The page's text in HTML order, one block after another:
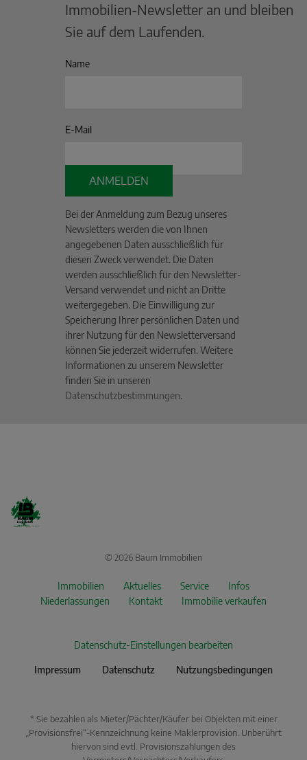
Immobilien-Newsletter an und bleiben
Sie auf dem Laufenden.
Name
E-Mail
ANMELDEN
Bei der Anmeldung zum Bezug unseres
Newsletters werden die von Ihnen
angegebenen Daten ausschließlich für
diesen Zweck verwendet. Die Daten
werden ausschließlich für den Newsletter-
Versand verwendet und nicht an Dritte
weitergegeben. Die Einwilligung zur
Speicherung Ihrer persönlichen Daten und
ihrer Nutzung für den Newsletterversand
können Sie jederzeit widerrufen. Weitere
Informationen zu unserem Newsletter
finden Sie in unseren
Datenschutzbestimmungen.
© 2026 Baum Immobilien
Immobilien Aktuelles Service
Infos
Niederlassungen
Kontakt Immobilie verkaufen
Datenschutz-Einstellungen bearbeiten
Impressum Datenschutz Nutzungsbedingungen
* Sie bezahlen als Mieter/Pächter/Käufer bei Objekten mit einer
„Provisionsfrei“-Kennzeichnung keine Maklerprovision. Unberührt
hiervon sind evtl. Provisionszahlungen des